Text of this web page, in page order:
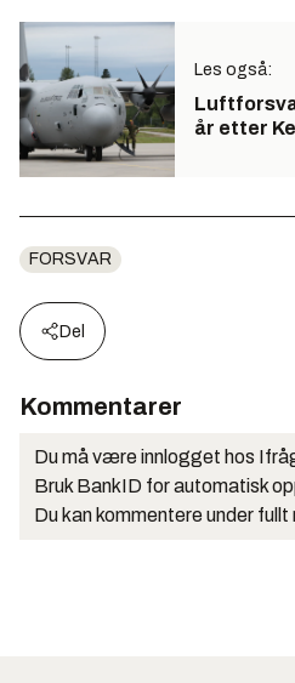
Les også:
år etter
FORSVAR
Del
Kommentarer
Du må være innlogget hos
Bruk BankID for automatisk
Du kan kommentere under fullt